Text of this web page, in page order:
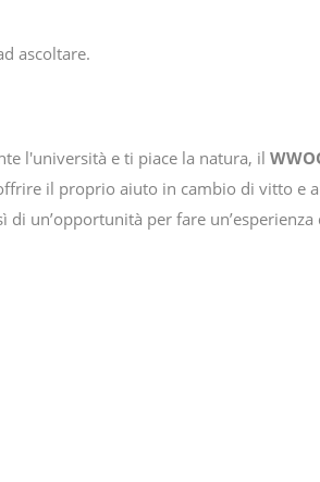
ascoltare.
l'università e ti piace la natura, il
il proprio aiuto in cambio di vitto e
un’opportunità per fare